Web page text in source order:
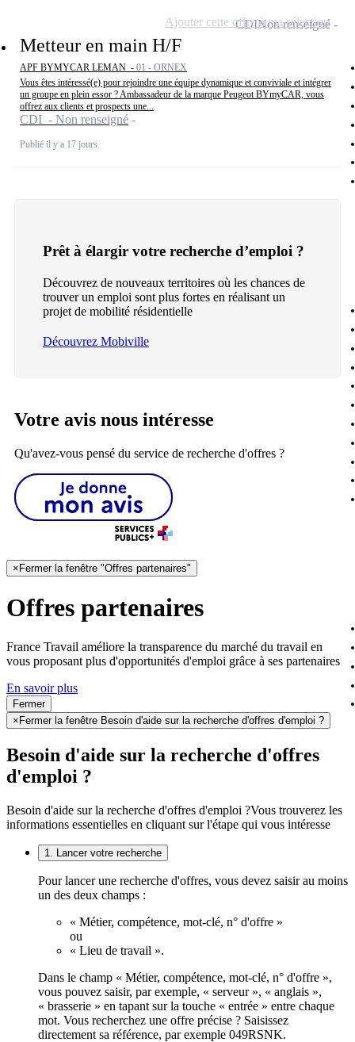
Metteur en main H/F
APF BYMYCAR LEMAN - 01 - ORNEX
Vous êtes intéressé(e) pour rejoindre une équipe dynamique et conviviale et intégrer
un groupe en plein essor ? Ambassadeur de la marque Peugeot BYmyCAR, vous
offrez aux clients et prospects une...
CDI - Non renseigné
Publié il y a 17 jours
CDINon renseigné
Ajouter cette offre à ma sélection
Prêt à élargir votre recherche d’emploi ?
Découvrez de nouveaux territoires où les chances de
trouver un emploi sont plus fortes en réalisant un
projet de mobilité résidentielle
Découvrez Mobiville
Votre avis nous intéresse
Qu'avez-vous pensé du service de recherche d'offres ?
× Fermer la fenêtre "Offres partenaires"
Offres partenaires
France Travail améliore la transparence du marché du travail en
vous proposant plus d'opportunités d'emploi grâce à ses partenaires
En savoir plus
Fermer
× Fermer la fenêtre Besoin d'aide sur la recherche d'offres d'emploi ?
Besoin d'aide sur la recherche d'offres
d'emploi ?
Besoin d'aide sur la recherche d'offres d'emploi ?Vous trouverez les
informations essentielles en cliquant sur l'étape qui vous intéresse
1. Lancer votre recherche
Pour lancer une recherche d'offres, vous devez saisir au moins
un des deux champs :
« Métier, compétence, mot-clé, n° d'offre »
ou
« Lieu de travail ».
Dans le champ « Métier, compétence, mot-clé, n° d'offre »,
vous pouvez saisir, par exemple, « serveur », « anglais »,
« brasserie » en tapant sur la touche « entrée » entre chaque
mot. Vous recherchez une offre précise ? Saisissez
directement sa référence, par exemple 049RSNK.